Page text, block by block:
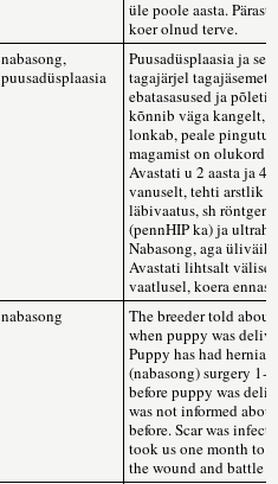
üle poole aasta. Pärast
koer olnud terve.
nabasong,
puusadüsplaasia
Puusadüsplaasia ja
tagajärjel
ebatasasused ja
kõnnib väga kangelt,
lonkab, peale
magamist on olukord
Avastati u 2 aasta ja 4
vanuselt, tehti arstlik
läbivaatus, sh
(pennHIP ka) ja
Nabasong, aga
Avastati lihtsalt välisel
vaatlusel, koera ennast
nabasong
The breeder told
when puppy was
Puppy has had hernia
(nabasong) surgery 1-
before puppy was
was not informed
before. Scar was
took us one month to
the wound and battle